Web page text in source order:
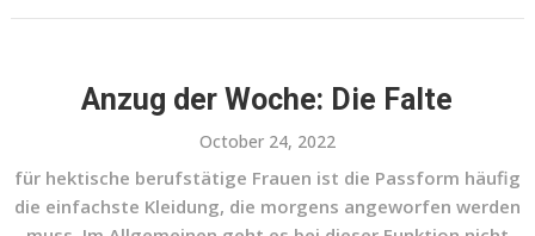
Anzug der Woche: Die Falte
October 24, 2022
für hektische berufstätige Frauen ist die Passform häufig
die einfachste Kleidung, die morgens angeworfen werden